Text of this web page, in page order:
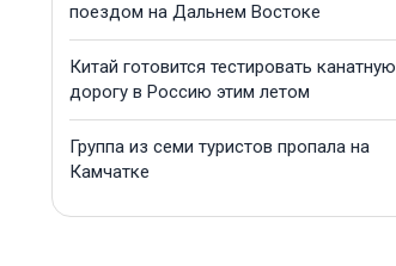
поездом на Дальнем Востоке
Китай готовится тестировать канатную
дорогу в Россию этим летом
Группа из семи туристов пропала на
Камчатке